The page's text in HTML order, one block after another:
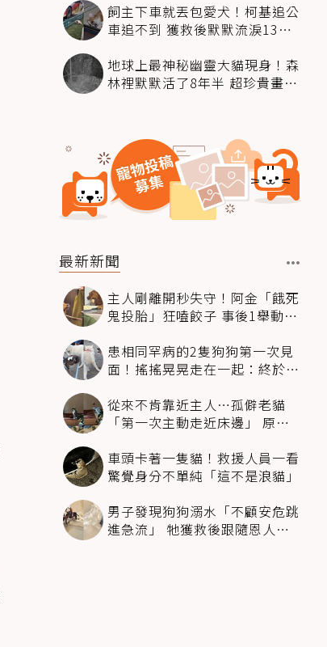
飼主下車就丟包愛犬！柯基追公
車追不到 獲救後默默流淚13萬
地球上最神秘幽靈大貓現身！森
林裡默默活了8年半 超珍貴畫面
最新新聞
主人剛離開秒失守！阿金「餓死
鬼投胎」狂嗑餃子 事後1舉動反
患相同罕病的2隻狗狗第一次見
面！搖搖晃晃走在一起：終於找
從來不肯靠近主人…孤僻老貓
「第一次主動走近床邊」 原因
車頭卡著一隻貓！救援人員一看
驚覺身分不單純「這不是浪貓」
男子發現狗狗溺水「不顧安危跳
進急流」 牠獲救後跟隨恩人不